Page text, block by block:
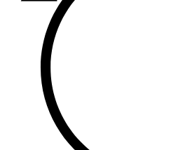
107,1 FM
Балык бистәсе
104,9 FM
Баулы
107,5 FM